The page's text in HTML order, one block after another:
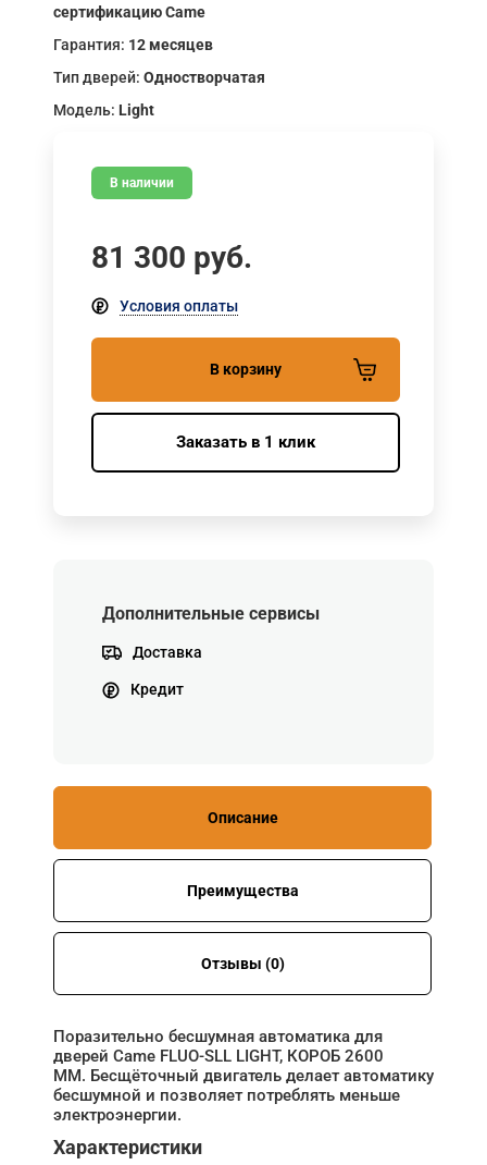
сертификацию Came
Гарантия: 12 месяцев
Тип дверей: Одностворчатая
Модель: Light
В наличии
81 300 руб.
Условия оплаты
В корзину
Заказать в 1 клик
Дополнительные сервисы
Доставка
Кредит
Описание
Преимущества
Отзывы (0)
Поразительно бесшумная автоматика для
дверей Came FLUO-SLL LIGHT, КОРОБ 2600
ММ. Бесщёточный двигатель делает автоматику
бесшумной и позволяет потреблять меньше
электроэнергии.
Характеристики